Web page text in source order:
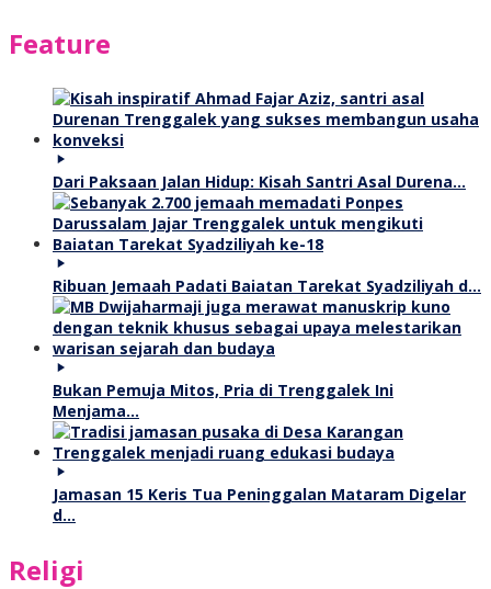
Feature
Dari Paksaan Jalan Hidup: Kisah Santri Asal Durena…
Ribuan Jemaah Padati Baiatan Tarekat Syadziliyah d…
Bukan Pemuja Mitos, Pria di Trenggalek Ini
Menjama…
Jamasan 15 Keris Tua Peninggalan Mataram Digelar
d…
Religi